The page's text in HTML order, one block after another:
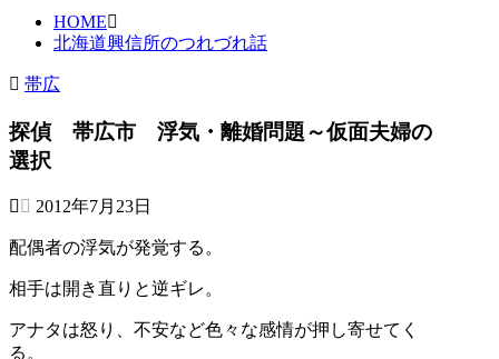
HOME
北海道興信所のつれづれ話
帯広
探偵 帯広市 浮気・離婚問題～仮面夫婦の
選択
2012年7月23日
配偶者の浮気が発覚する。
相手は開き直りと逆ギレ。
アナタは怒り、不安など色々な感情が押し寄せてく
る。